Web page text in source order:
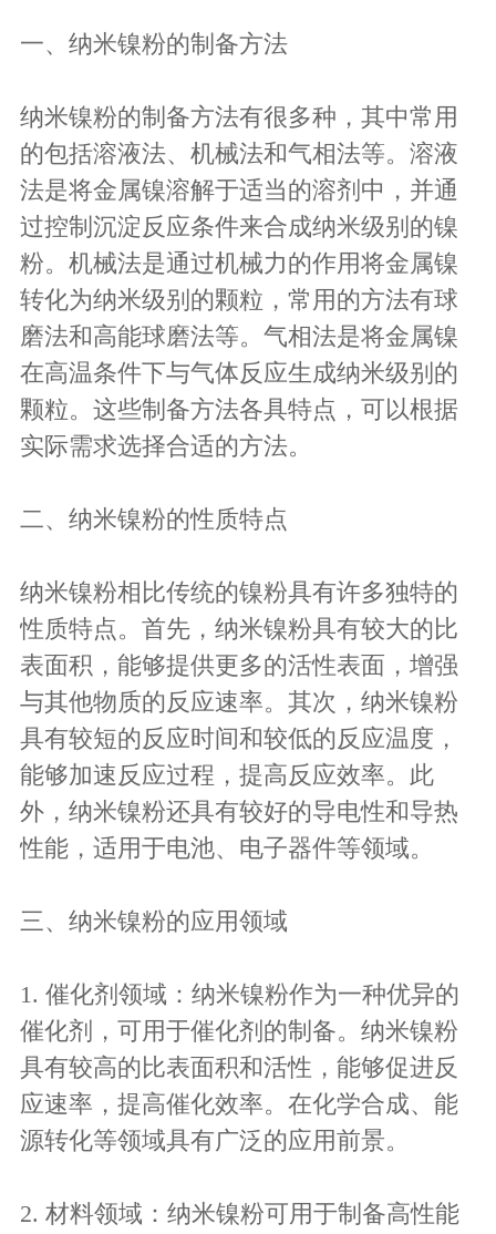
一、纳米镍粉的制备方法
纳米镍粉的制备方法有很多种，其中常用
的包括溶液法、机械法和气相法等。溶液
法是将金属镍溶解于适当的溶剂中，并通
过控制沉淀反应条件来合成纳米级别的镍
粉。机械法是通过机械力的作用将金属镍
转化为纳米级别的颗粒，常用的方法有球
磨法和高能球磨法等。气相法是将金属镍
在高温条件下与气体反应生成纳米级别的
颗粒。这些制备方法各具特点，可以根据
实际需求选择合适的方法。
二、纳米镍粉的性质特点
纳米镍粉相比传统的镍粉具有许多独特的
性质特点。首先，纳米镍粉具有较大的比
表面积，能够提供更多的活性表面，增强
与其他物质的反应速率。其次，纳米镍粉
具有较短的反应时间和较低的反应温度，
能够加速反应过程，提高反应效率。此
外，纳米镍粉还具有较好的导电性和导热
性能，适用于电池、电子器件等领域。
三、纳米镍粉的应用领域
1. 催化剂领域：纳米镍粉作为一种优异的
催化剂，可用于催化剂的制备。纳米镍粉
具有较高的比表面积和活性，能够促进反
应速率，提高催化效率。在化学合成、能
源转化等领域具有广泛的应用前景。
2. 材料领域：纳米镍粉可用于制备高性能